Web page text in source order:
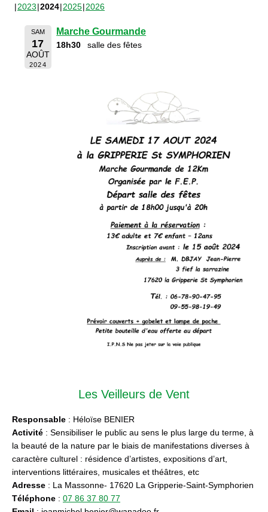
2023 2024 2025 2026
SAM
17
AOÛT
2024
Marche Gourmande
18h30 salle des fêtes
Les Veilleurs de Vent
Responsable : Héloïse BENIER
Activité : Sensibiliser le public au sens le plus large du terme, à
la beauté de la nature par le biais de manifestations diverses à
caractère culturel : résidence d’artistes, expositions d’art,
interventions littéraires, musicales et théâtres, etc
Adresse : La Massonne- 17620 La Gripperie-Saint-Symphorien
Téléphone : 07 86 37 80 77